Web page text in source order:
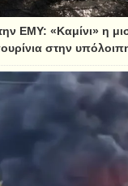
ΕΜΥ: «Καμίνι» η
στην